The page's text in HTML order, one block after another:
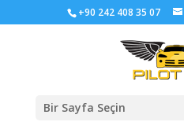
+90 242 408 35 07
Bir Sayfa Seçin